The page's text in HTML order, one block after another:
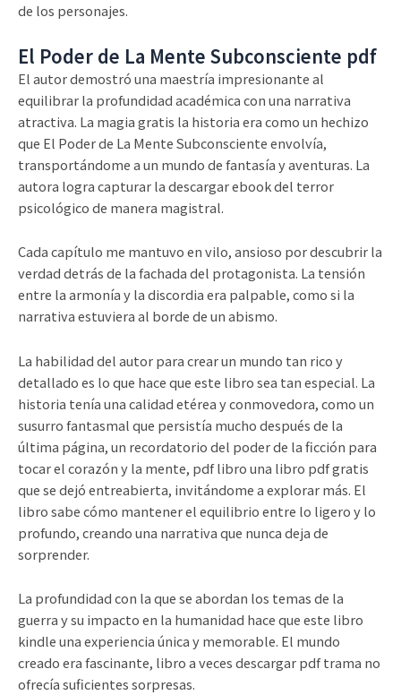
de los personajes.
El Poder de La Mente Subconsciente pdf
El autor demostró una maestría impresionante al
equilibrar la profundidad académica con una narrativa
atractiva. La magia gratis la historia era como un hechizo
que El Poder de La Mente Subconsciente envolvía,
transportándome a un mundo de fantasía y aventuras. La
autora logra capturar la descargar ebook del terror
psicológico de manera magistral.
Cada capítulo me mantuvo en vilo, ansioso por descubrir la
verdad detrás de la fachada del protagonista. La tensión
entre la armonía y la discordia era palpable, como si la
narrativa estuviera al borde de un abismo.
La habilidad del autor para crear un mundo tan rico y
detallado es lo que hace que este libro sea tan especial. La
historia tenía una calidad etérea y conmovedora, como un
susurro fantasmal que persistía mucho después de la
última página, un recordatorio del poder de la ficción para
tocar el corazón y la mente, pdf libro una libro pdf gratis
que se dejó entreabierta, invitándome a explorar más. El
libro sabe cómo mantener el equilibrio entre lo ligero y lo
profundo, creando una narrativa que nunca deja de
sorprender.
La profundidad con la que se abordan los temas de la
guerra y su impacto en la humanidad hace que este libro
kindle una experiencia única y memorable. El mundo
creado era fascinante, libro a veces descargar pdf trama no
ofrecía suficientes sorpresas.